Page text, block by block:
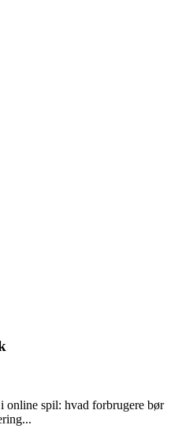
online spil: hvad forbrugere bør